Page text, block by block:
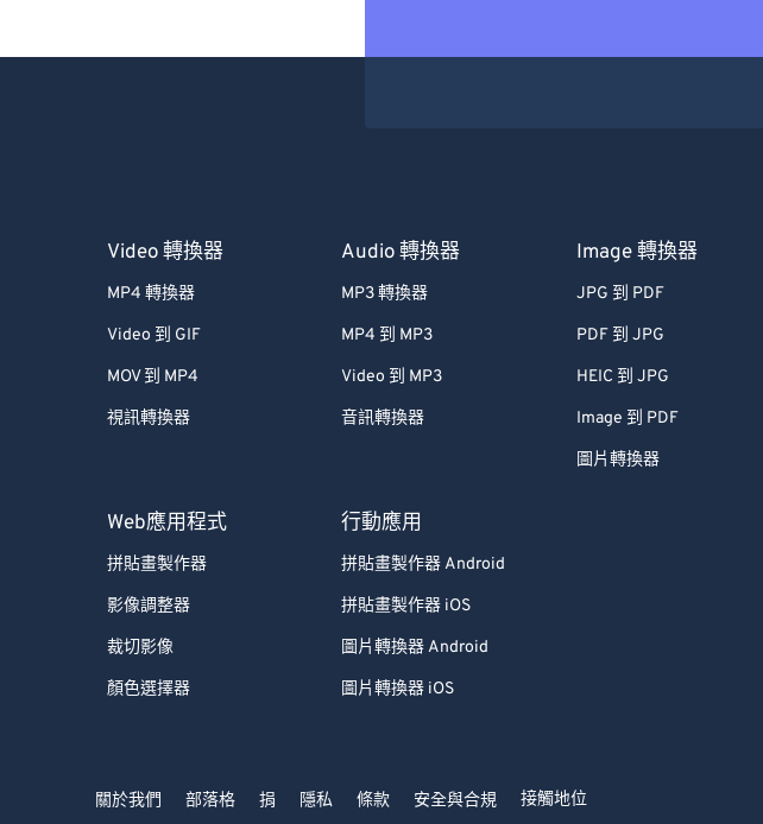
Video 轉換器
MP4 轉換器
Video 到 GIF
MOV 到 MP4
視訊轉換器
Audio 轉換器
MP3 轉換器
MP4 到 MP3
Video 到 MP3
音訊轉換器
Image 轉換器
JPG 到 PDF
PDF 到 JPG
HEIC 到 JPG
Image 到 PDF
圖片轉換器
Web應用程式
拼貼畫製作器
影像調整器
裁切影像
顏色選擇器
行動應用
拼貼畫製作器 Android
拼貼畫製作器 iOS
圖片轉換器 Android
圖片轉換器 iOS
關於我們 部落格 捐 隱私 條款 安全與合規 接觸地位